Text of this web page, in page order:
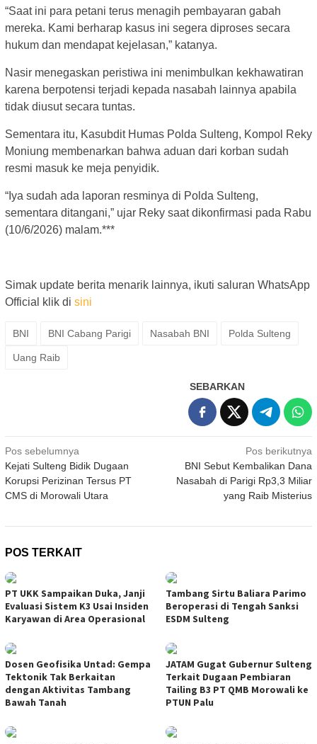
“Saat ini para petani terus menagih pembayaran gabah
mereka. Kami berharap kasus ini segera diproses secara
hukum dan mendapat kejelasan,” katanya.
Nasir menegaskan peristiwa ini menimbulkan kekhawatiran
karena berpotensi terjadi kepada nasabah lainnya apabila
tidak diusut secara tuntas.
Sementara itu, Kasubdit Humas Polda Sulteng, Kompol Reky
Moniung membenarkan bahwa aduan dari korban sudah
resmi masuk ke meja penyidik.
“Iya sudah ada laporan resminya di Polda Sulteng,
sementara ditangani,” ujar Reky saat dikonfirmasi pada Rabu
(10/6/2026) malam.***
Simak update berita menarik lainnya, ikuti saluran WhatsApp
Official klik di sini
BNI BNI Cabang Parigi Nasabah BNI Polda Sulteng
Uang Raib
SEBARKAN
Navigasi
pos
Pos sebelumnya
Kejati Sulteng Bidik Dugaan
Korupsi Perizinan Tersus PT
CMS di Morowali Utara
Pos berikutnya
BNI Sebut Kembalikan Dana
Nasabah di Parigi Rp3,3 Miliar
yang Raib Misterius
POS TERKAIT
PT UKK Sampaikan Duka, Janji
Evaluasi Sistem K3 Usai Insiden
Karyawan di Area Operasional
Tambang Sirtu Baliara Parimo
Beroperasi di Tengah Sanksi
ESDM Sulteng
Dosen Geofisika Untad: Gempa
Tektonik Tak Berkaitan
dengan Aktivitas Tambang
Bawah Tanah
JATAM Gugat Gubernur Sulteng
Terkait Dugaan Pembiaran
Tailing B3 PT QMB Morowali ke
PTUN Palu